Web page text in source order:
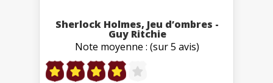
Sherlock Holmes, Jeu d’ombres -
Guy Ritchie
Note moyenne : (sur 5 avis)